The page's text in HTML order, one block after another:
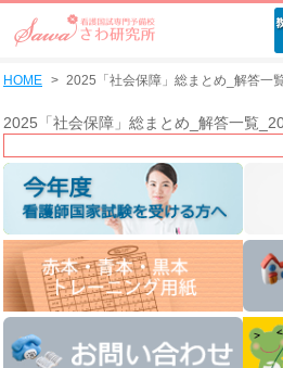
HOME 2025「社会保障」総まとめ_解答一
2025「社会保障」総まとめ_解答一覧